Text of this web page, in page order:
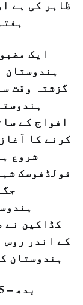
ظاہر کی ہے
ایک
ہندوستان
گزشتہ وقت
افواج کے
کرنے کا
شروع
فولڈفوسک
کڈاکین نے
کے اندر روس
ہندوستان